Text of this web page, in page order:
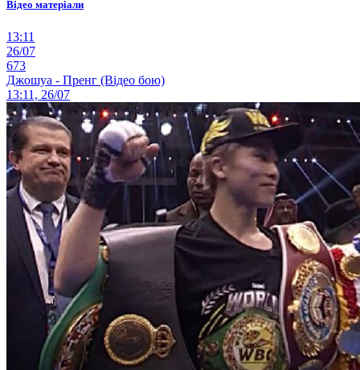
Відео матеріали
13:11
26/07
673
Джошуа - Пренг (Відео бою)
13:11, 26/07